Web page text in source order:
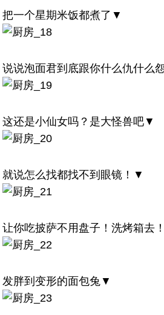
把一个星期米饭都煮了▼
说说泡面君到底跟你什么仇什么
这还是小仙女吗？是大怪兽吧▼
就说怎么找都找不到眼镜！▼
让你吃披萨不用盘子！洗烤箱去
发胖到变形的面包兔▼